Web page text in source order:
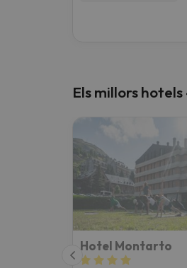
Els millors
Hotel Montarto